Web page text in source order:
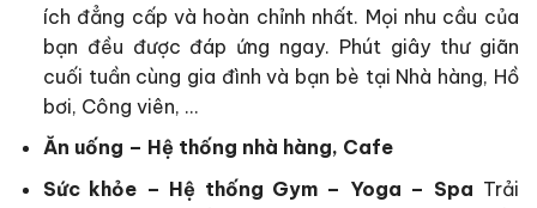
ích đẳng cấp và hoàn chỉnh nhất. Mọi nhu cầu của
bạn đều được đáp ứng ngay. Phút giây thư giãn
cuối tuần cùng gia đình và bạn bè tại Nhà hàng, Hồ
bơi, Công viên, …
Ăn uống – Hệ thống nhà hàng, Cafe
Sức khỏe – Hệ thống Gym – Yoga – Spa Trải